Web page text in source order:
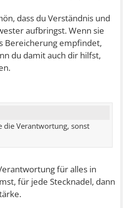
dass du Verständnis und
aufbringst. Wenn sie
Bereicherung empfindet,
du damit auch dir hilfst,
die Verantwortung, sonst
für alles in
für jede Stecknadel, dann